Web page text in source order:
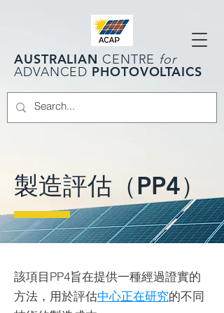
AUSTRALIAN CENTRE for
ADVANCED PHOTOVOLTAICS
製造評估（PP4）
該項目PP4旨在提供一種經過證實的
方法，用於評估中心正在研究的不同